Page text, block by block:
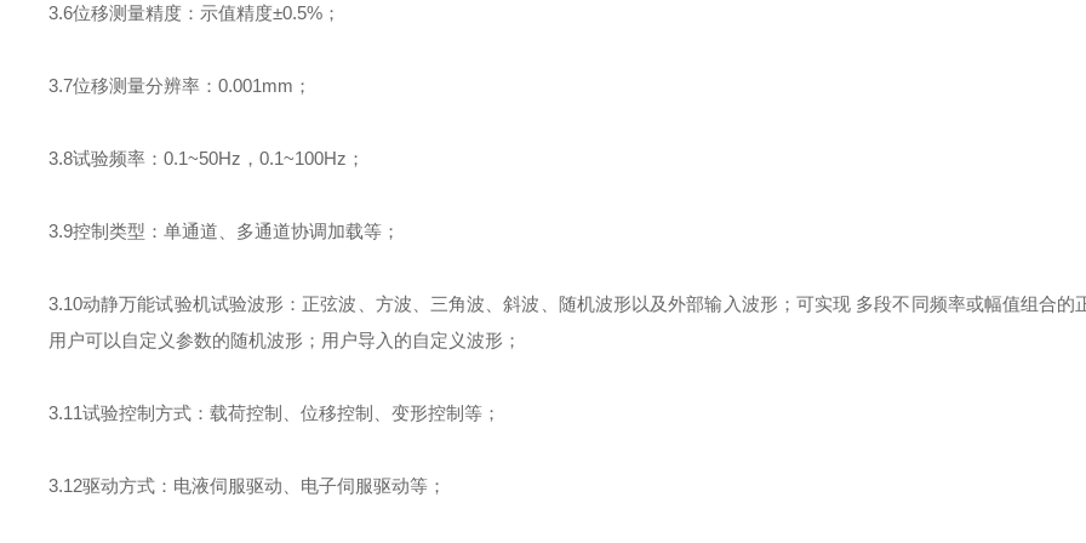
3.6位移测量精度：示值精度±0.5% ；
3.7位移测量分辨率： 0.001mm ；
3.8试验频率： 0.1~50Hz ， 0.1~100Hz ；
3.9控制类型：单通道、多通道协调加载等；
3.10动静万能试验机试验波形：正弦波、方波、三角波、斜波、随机波形以及外部输入波形；可实现 多段不同频率或幅值组合的
用户可以自定义参数的随机波形；用户导入的自定义波形；
3.11试验控制方式：载荷控制、位移控制、变形控制等；
3.12驱动方式：电液伺服驱动、电子伺服驱动等；